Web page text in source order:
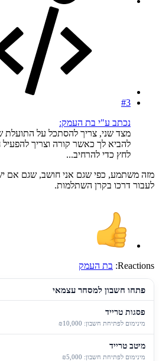
#3
נכתב ע"י בת העמק:
מצד שני, צריך להסתכל על התועלת
להביא לך כאשר קורה וצריך להפעיל
לחץ כדי להרחיב...
מזה משתמע, כפי שגם אני חושב, שגם אם יש
לעבור דרכו בקרן השתלמות.
Reactions: בת העמק
פתחו חשבון למסחר עצמאי
פסגות טרייד
מינימום לפתיחת חשבון: ₪10,000
מיטב טרייד
מינימום לפתיחת חשבון: ₪5,000